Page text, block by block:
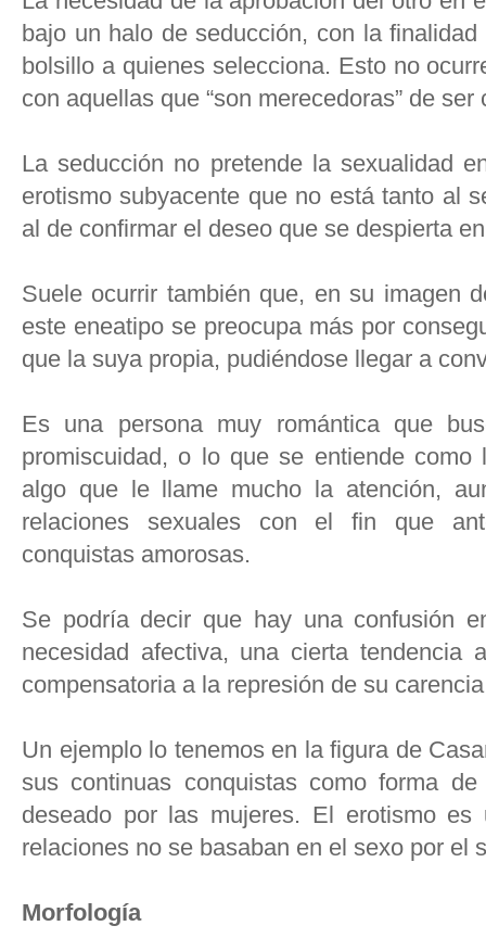
bajo un halo de seducción, con la
bolsillo a quienes selecciona. Esto no
con aquellas que “son merecedoras” de
La seducción no pretende la sexualidad
erotismo subyacente que no está tanto al
al de confirmar el deseo que se despierta
Suele ocurrir también que, en su imagen
este eneatipo se preocupa más por
que la suya propia, pudiéndose llegar a
Es una persona muy romántica que
promiscuidad, o lo que se entiende
algo que le llame mucho la atención,
relaciones sexuales con el fin que
conquistas amorosas.
Se podría decir que hay una confusión
necesidad afectiva, una cierta tendencia
compensatoria a la represión de su
Un ejemplo lo tenemos en la figura de
sus continuas conquistas como forma
deseado por las mujeres. El erotismo
relaciones no se basaban en el sexo por el
Morfología